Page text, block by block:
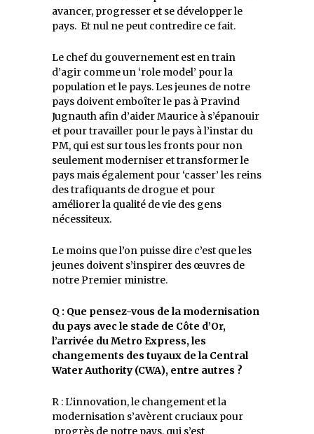
avancer, progresser et se développer le
pays. Et nul ne peut contredire ce fait.
Le chef du gouvernement est en train
d’agir comme un ‘role model’ pour la
population et le pays. Les jeunes de notre
pays doivent emboîter le pas à Pravind
Jugnauth afin d’aider Maurice à s’épanouir
et pour travailler pour le pays à l’instar du
PM, qui est sur tous les fronts pour non
seulement moderniser et transformer le
pays mais également pour ‘casser’ les reins
des trafiquants de drogue et pour
améliorer la qualité de vie des gens
nécessiteux.
Le moins que l’on puisse dire c’est que les
jeunes doivent s’inspirer des œuvres de
notre Premier ministre.
Q : Que pensez-vous de la modernisation
du pays avec le stade de Côte d’Or,
l’arrivée du Metro Express, les
changements des tuyaux de la Central
Water Authority (CWA), entre autres ?
R : L’innovation, le changement et la
modernisation s’avèrent cruciaux pour
progrès de notre pays, qui s’est